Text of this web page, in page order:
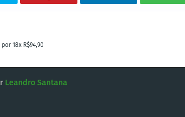
18x R$94,90
Leandro Santana